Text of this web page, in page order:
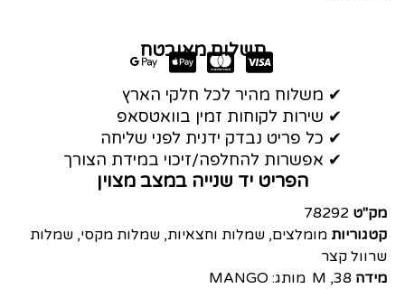
תשלום מאובטח
✔ משלוח מהיר לכל חלקי הארץ
✔ שירות לקוחות זמין בוואטסאפ
✔ כל פריט נבדק ידנית לפני שליחה
✔ אפשרות להחלפה/זיכוי במידת הצורך
הפריט יד שנייה במצב מצוין
מק"ט 78292
קטגוריות מומלצים, שמלות וחצאיות, שמלות מקסי, שמלות
שרוול קצר
מידה 38
,
M מותג:MANGO